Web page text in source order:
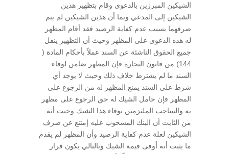
الشيكين المبرزين بالدعوى وقام بتظهير هذين
الشيكين إلى المدعي وبما أن هذين الشيكين لم يتم
صرفهما بسبب عدم كفاية الرصيد فقد أقام المظهر
له هذه الدعوى على المظهر وحيث أن التظهير ينقل
جميع الحقوق الناشئة عن السند عملاً بأحكام المادة (
144) من قانون التجارة فإن المظهر ضامن لوفاء
السند ما لم يشترط خلاف ذلك وحيث لا يوجد أي
شرط على السند يمنع المظهر له من الرجوع على
المظهر فإن حامل الشيك له حق الرجوع على مظهر
به والساحب الملتزمين بوفاء هذا الشيك وحيث أنه
من الثابت أن البنك المسحوب عليه إمتنع عن صرف
الشيكين لعلة عدم كفاية الرصيد وأن المظهر لم يقدم
ما يثبت أنه أوفى قيمة الشيك وبالتالي يكون قرار